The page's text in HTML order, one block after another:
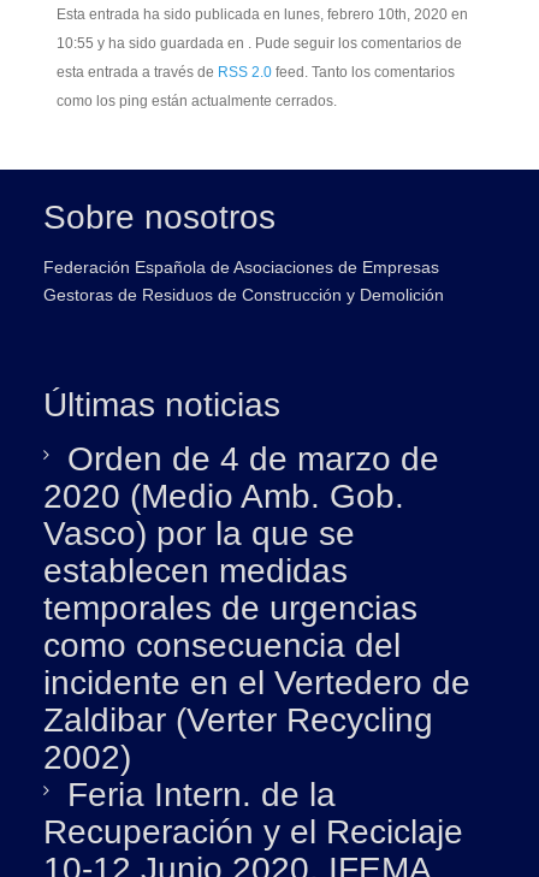
Esta entrada ha sido publicada en lunes, febrero 10th, 2020 en
10:55 y ha sido guardada en . Pude seguir los comentarios de
esta entrada a través de RSS 2.0feed. Tanto los comentarios
como los ping están actualmente cerrados.
Sobre nosotros
Federación Española de Asociaciones de Empresas
Gestoras de Residuos de Construcción y Demolición
Últimas noticias
Orden de 4 de marzo de
2020 (Medio Amb. Gob.
Vasco) por la que se
establecen medidas
temporales de urgencias
como consecuencia del
incidente en el Vertedero de
Zaldibar (Verter Recycling
2002)
Feria Intern. de la
Recuperación y el Reciclaje
10-12 Junio 2020. IFEMA